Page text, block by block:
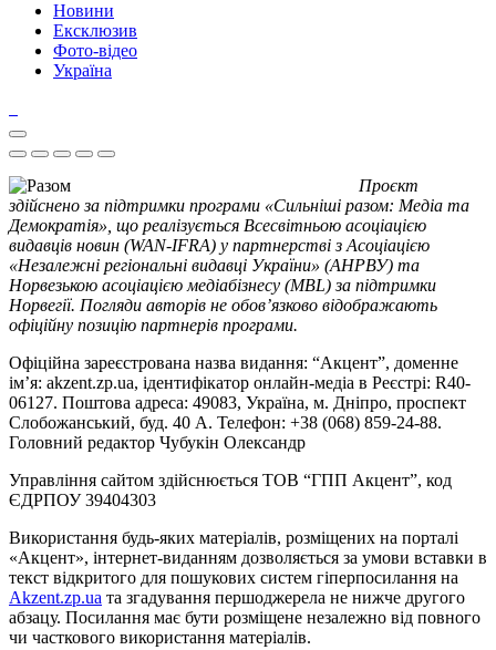
Новини
Ексклюзив
Фото-відео
Україна
Проєкт
здійснено за підтримки програми «Сильніші разом: Медіа та
Демократія», що реалізується Всесвітньою асоціацією
видавців новин (WAN-IFRA) у партнерстві з Асоціацією
«Незалежні регіональні видавці України» (АНРВУ) та
Норвезькою асоціацією медіабізнесу (MBL) за підтримки
Норвегії. Погляди авторів не обов’язково відображають
офіційну позицію партнерів програми.
Офіційна зареєстрована назва видання: “Акцент”, доменне
ім’я: akzent.zp.ua, ідентифікатор онлайн-медіа в Реєстрі: R40-
06127. Поштова адреса: 49083, Україна, м. Дніпро, проспект
Слобожанський, буд. 40 А. Телефон: +38 (068) 859-24-88.
Головний редактор Чубукін Олександр
Управління сайтом здійснюється ТОВ “ГПП Акцент”, код
ЄДРПОУ 39404303
Використання будь-яких матеріалів, розміщених на порталі
«Акцент», інтернет-виданням дозволяється за умови вставки в
текст відкритого для пошукових систем гіперпосилання на
Akzent.zp.ua та згадування першоджерела не нижче другого
абзацу. Посилання має бути розміщене незалежно від повного
чи часткового використання матеріалів.